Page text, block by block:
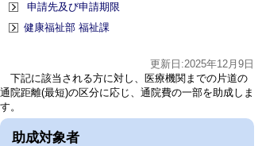
申請先及び申請期限
健康福祉部 福祉課
更新日:2025年12月9日
下記に該当される方に対し、医療機関までの片道の
通院距離(最短)の区分に応じ、通院費の一部を助成しま
す。
助成対象者